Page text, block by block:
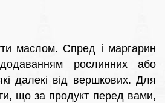
маслом. Спред і маргарин
рослинних або
далекі від вершкових. Для
що за продукт перед вами,